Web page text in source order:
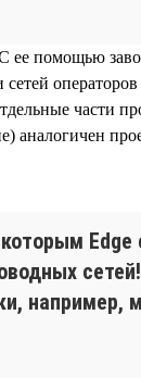
помощью
части
аналогичен
Edge
например,